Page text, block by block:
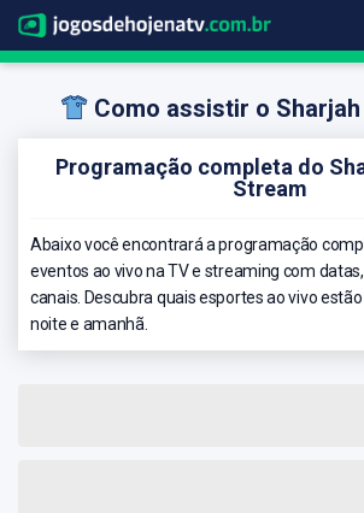
Como assistir o Sharjah
Programação completa do
Stream
Abaixo você encontrará a programação
eventos ao vivo na TV e streaming com
canais. Descubra quais esportes ao vivo
noite e amanhã.